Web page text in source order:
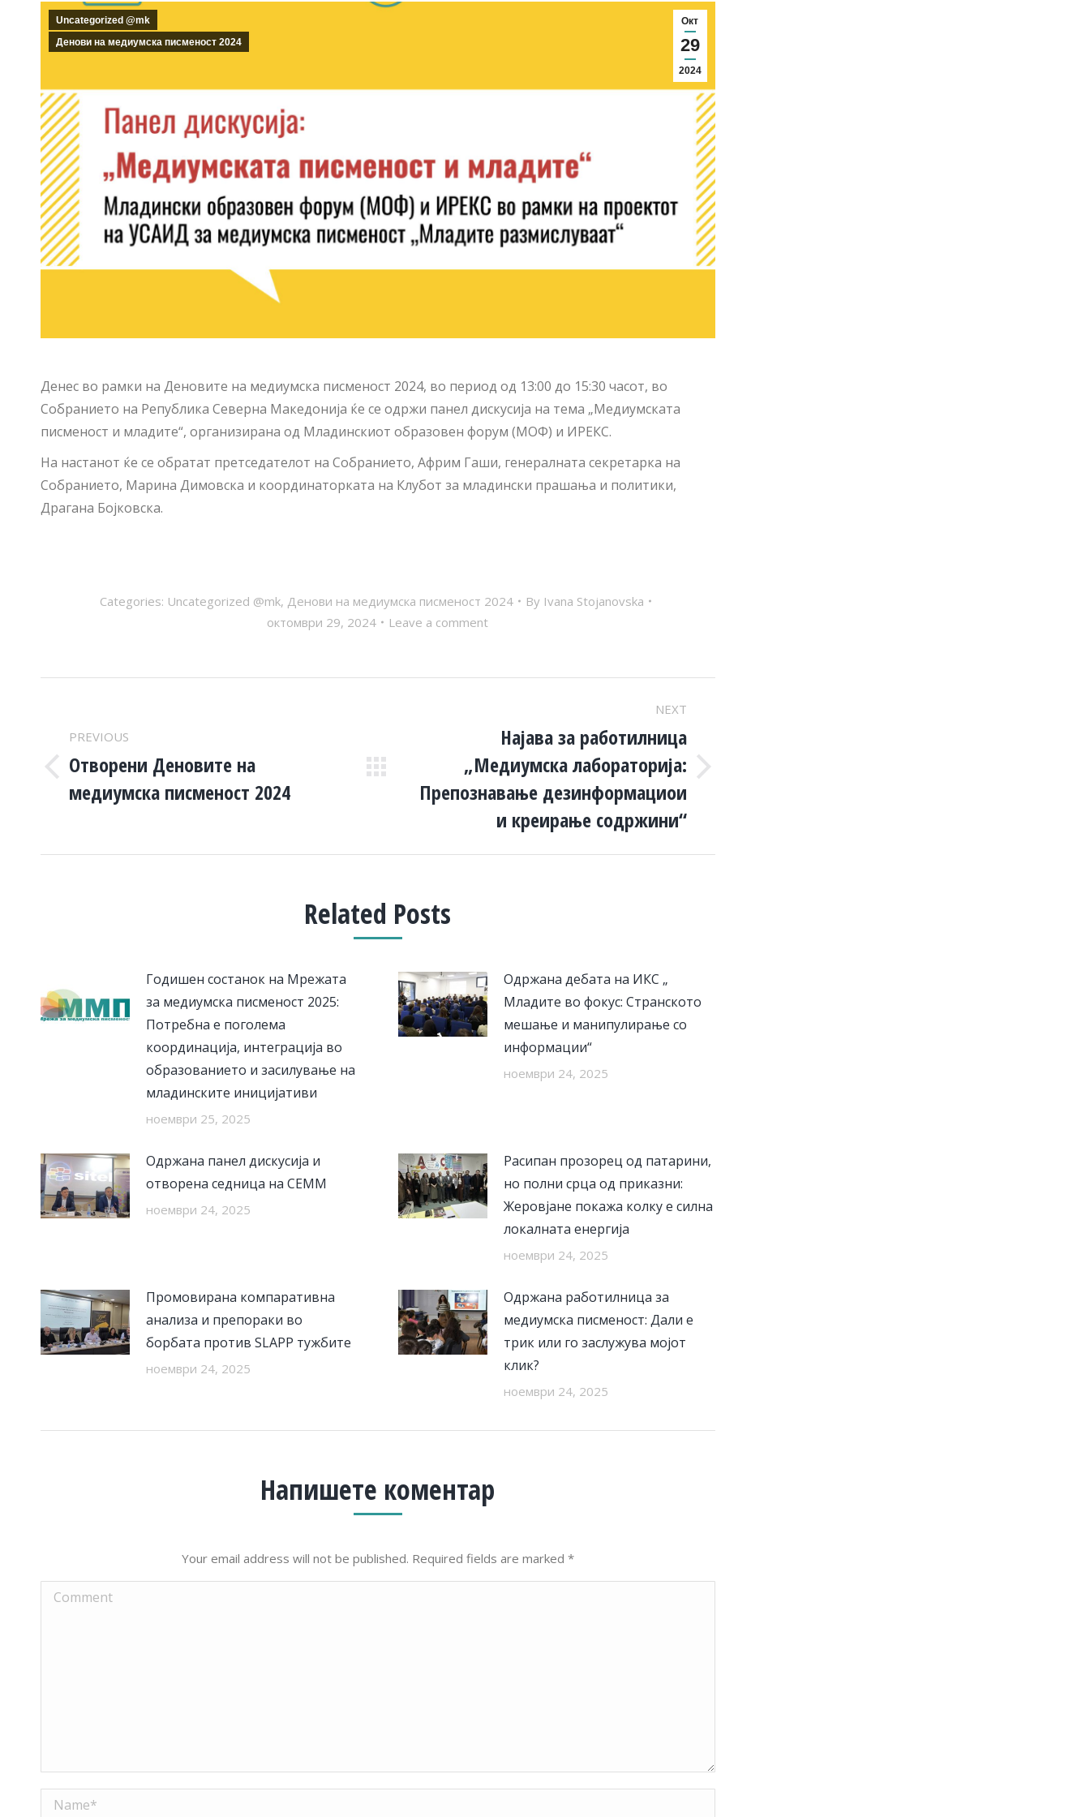
Окт
29
2024
Uncategorized @mk
Денови на медиумска писменост 2024
Денес во рамки на Деновите на медиумска писменост 2024, во период од 13:00 до 15:30 часот, во
Собранието на Република Северна Македонија ќе се одржи панел дискусија на тема „Медиумската
писменост и младите“, организирана од Младинскиот образовен форум (МОФ) и ИРЕКС.
На настанот ќе се обратат претседателот на Собранието, Африм Гаши, генералната секретарка на
Собранието, Марина Димовска и координаторката на Клубот за младински прашања и политики,
Драгана Бојковска.
Categories: Uncategorized @mk, Денови на медиумска писменост 2024 By Ivana Stojanovska
октомври 29, 2024
Leave a comment
NAVIGATION
PREVIOUS
Previous
post:
Отворени Деновите на
медиумска писменост 2024
NEXT
post:
Најава за работилница
„Медиумска лабораторија:
Препознавање дезинформациои
и креирање содржини“
Related Posts
Годишен состанок на Мрежата
за медиумска писменост 2025:
Потребна е поголема
координација, интеграција во
образованието и засилување на
младинските иницијативи
ноември 25, 2025
Одржана дебата на ИКС „
Младите во фокус: Странското
мешање и манипулирање со
информации“
ноември 24, 2025
Одржана панел дискусија и
отворена седница на СЕММ
ноември 24, 2025
Расипан прозорец од патарини,
но полни срца од приказни:
Жеровјане покажа колку е силна
локалната енергија
ноември 24, 2025
Промовирана компаративна
анализа и препораки во
борбата против SLAPP тужбите
ноември 24, 2025
Одржана работилница за
медиумска писменост: Дали е
трик или го заслужува мојот
клик?
ноември 24, 2025
Напишете коментар
Your email address will not be published. Required fields are marked *
Comment
Name *